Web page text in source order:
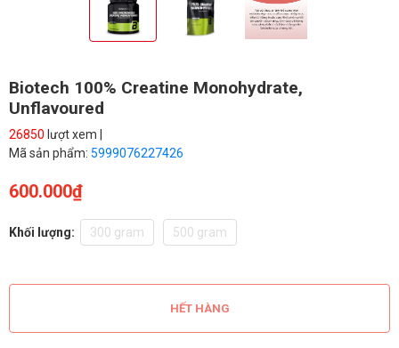
Biotech 100% Creatine Monohydrate,
Unflavoured
26850 lượt xem |
Mã sản phẩm: 5999076227426
600.000₫
Khối lượng: 300 gram 500 gram
HẾT HÀNG